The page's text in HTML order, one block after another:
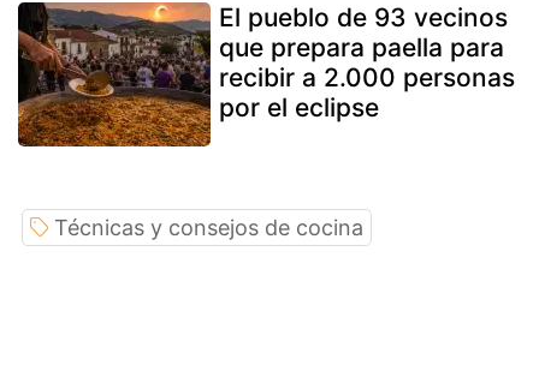
El pueblo de 93 vecinos
que prepara paella para
recibir a 2.000 personas
por el eclipse
Técnicas y consejos de cocina